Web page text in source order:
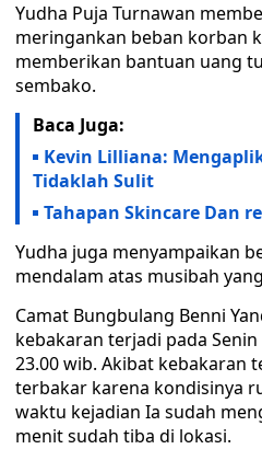
Yudha Puja Turnawan
meringankan beban korban
memberikan bantuan uang
sembako.
Baca Juga:
Kevin Lilliana:
Tidaklah Sulit
Tahapan Skincare Dan
Yudha juga menyampaikan
mendalam atas musibah
Camat Bungbulang Benni
kebakaran terjadi pada
23.00 wib. Akibat kebakaran
terbakar karena kondisinya
waktu kejadian Ia sudah
menit sudah tiba di lokasi.